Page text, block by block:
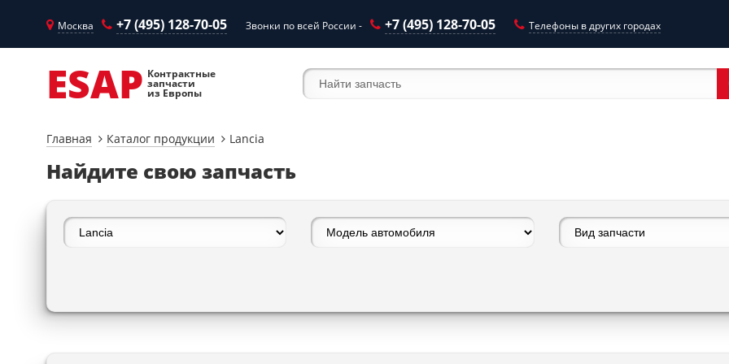
Москва +7 (495) 128-70-05 Звонки по всей России - +7 (495) 128-70-05 Телефоны в других городах
ESAP Контрактные
запчасти
из Европы
Главная Каталог продукции Lancia
Найдите свою запчасть